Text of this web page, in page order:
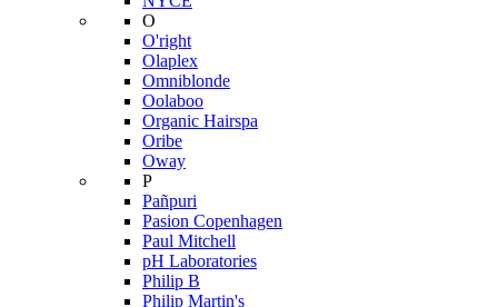
O
O'right
Olaplex
Omniblonde
Oolaboo
Organic Hairspa
Oribe
Oway
P
Pañpuri
Pasion Copenhagen
Paul Mitchell
pH Laboratories
Philip B
Philip Martin's